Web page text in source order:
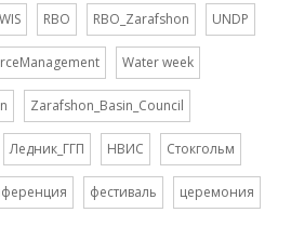
RBO RBO_Zarafshon UNDP
Water week
Zarafshon_Basin_Council
Ледник_ГГП НВИС Стокгольм
фестиваль церемония